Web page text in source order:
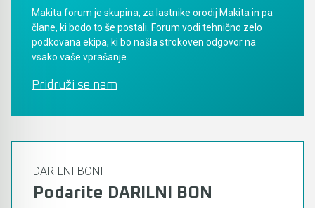
Makita forum je skupina, za lastnike orodij Makita in pa
člane, ki bodo to še postali. Forum vodi tehnično zelo
podkovana ekipa, ki bo našla strokoven odgovor na
vsako vaše vprašanje.
Pridruži se nam
DARILNI BONI
Podarite DARILNI BON
Akumulatorski vezalci in rezalniki armature &
navojnih palic